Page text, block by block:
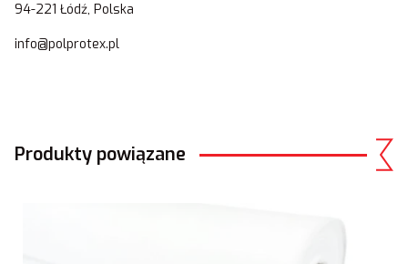
94-221 Łódź, Polska
info@polprotex.pl
Produkty powiązane